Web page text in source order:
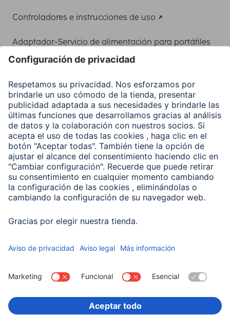
Controladores e instrucciones de uso
Adaptador-Servicio de alimentación para portátiles
Clientes online
Conviértete en distribuidor
Compañía
Historia de la empresa
Hama en todo el Mundo
Sostenibilidad
Business-Portal
Escoger Pais